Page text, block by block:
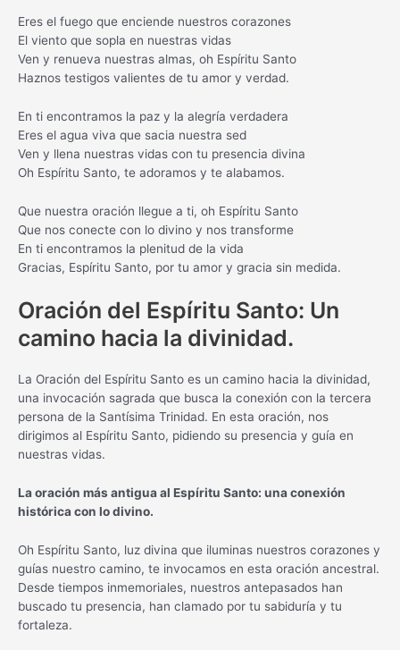
Eres el fuego que enciende nuestros corazones
El viento que sopla en nuestras vidas
Ven y renueva nuestras almas, oh Espíritu Santo
Haznos testigos valientes de tu amor y verdad.
En ti encontramos la paz y la alegría verdadera
Eres el agua viva que sacia nuestra sed
Ven y llena nuestras vidas con tu presencia divina
Oh Espíritu Santo, te adoramos y te alabamos.
Que nuestra oración llegue a ti, oh Espíritu Santo
Que nos conecte con lo divino y nos transforme
En ti encontramos la plenitud de la vida
Gracias, Espíritu Santo, por tu amor y gracia sin medida.
Oración del Espíritu Santo: Un
camino hacia la divinidad.
La Oración del Espíritu Santo es un camino hacia la divinidad,
una invocación sagrada que busca la conexión con la tercera
persona de la Santísima Trinidad. En esta oración, nos
dirigimos al Espíritu Santo, pidiendo su presencia y guía en
nuestras vidas.
La oración más antigua al Espíritu Santo: una conexión
histórica con lo divino.
Oh Espíritu Santo, luz divina que iluminas nuestros corazones y
guías nuestro camino, te invocamos en esta oración ancestral.
Desde tiempos inmemoriales, nuestros antepasados han
buscado tu presencia, han clamado por tu sabiduría y tu
fortaleza.